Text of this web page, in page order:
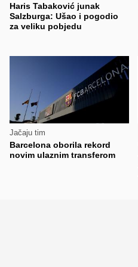
Haris Tabaković junak
Salzburga: Ušao i pogodio
za veliku pobjedu
Jačaju tim
Barcelona oborila rekord
novim ulaznim transferom